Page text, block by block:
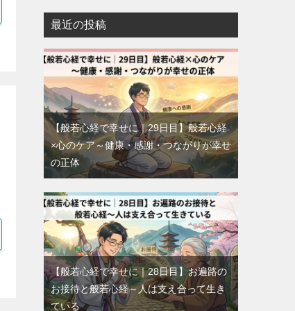
最近の投稿
【般若心経で幸せに｜29日目】般若心経
×心のケア～健康・感謝・つながりが幸せ
の正体
【般若心経で幸せに｜28日目】お遍路の
お接待と般若心経～人は支え合って生き
ている